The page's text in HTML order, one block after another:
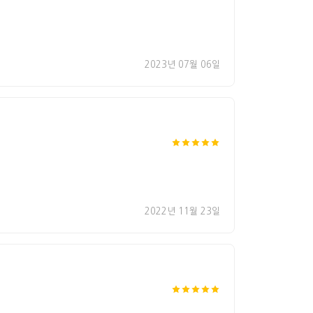
2023년 07월 06일
2022년 11월 23일